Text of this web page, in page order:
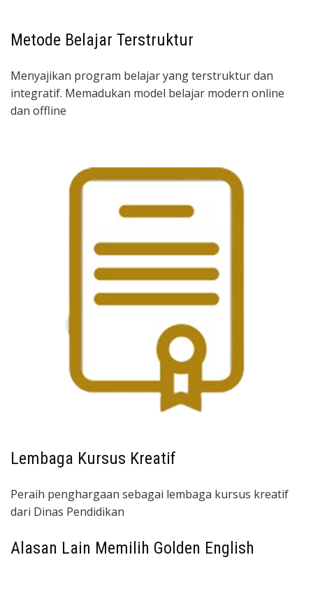
Metode Belajar Terstruktur
Menyajikan program belajar yang terstruktur dan
integratif. Memadukan model belajar modern online
dan offline
Lembaga Kursus Kreatif
Peraih penghargaan sebagai lembaga kursus kreatif
dari Dinas Pendidikan
Alasan Lain Memilih Golden English